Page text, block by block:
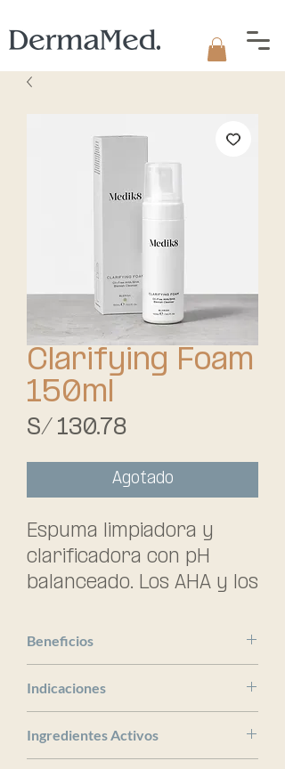
Clarifying Foam
150ml
S/ 130.78Precio
Agotado
Espuma limpiadora y
clarificadora con pH
balanceado. Los AHA y los
la piel destapando los
poros y dejándola con
una sensación suave y
renovada. . Ideal pieles
mixtas y grasas. Indicado
para todo grado de acné.
Beneficios
Indicaciones
Ingredientes Activos